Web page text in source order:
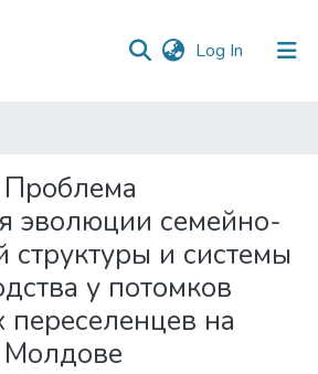
Log In (current)
эволюции семейно-
структуры и системы
у потомков
переселенцев на